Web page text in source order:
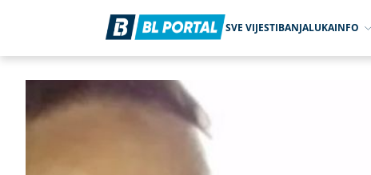
SVE VIJESTIBANJALUKAINFO